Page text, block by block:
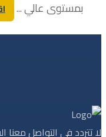
بمستوى عالي ...
لا تتردد في التواصل